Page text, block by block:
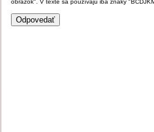
obrázok". V texte sa používajú iba znaky